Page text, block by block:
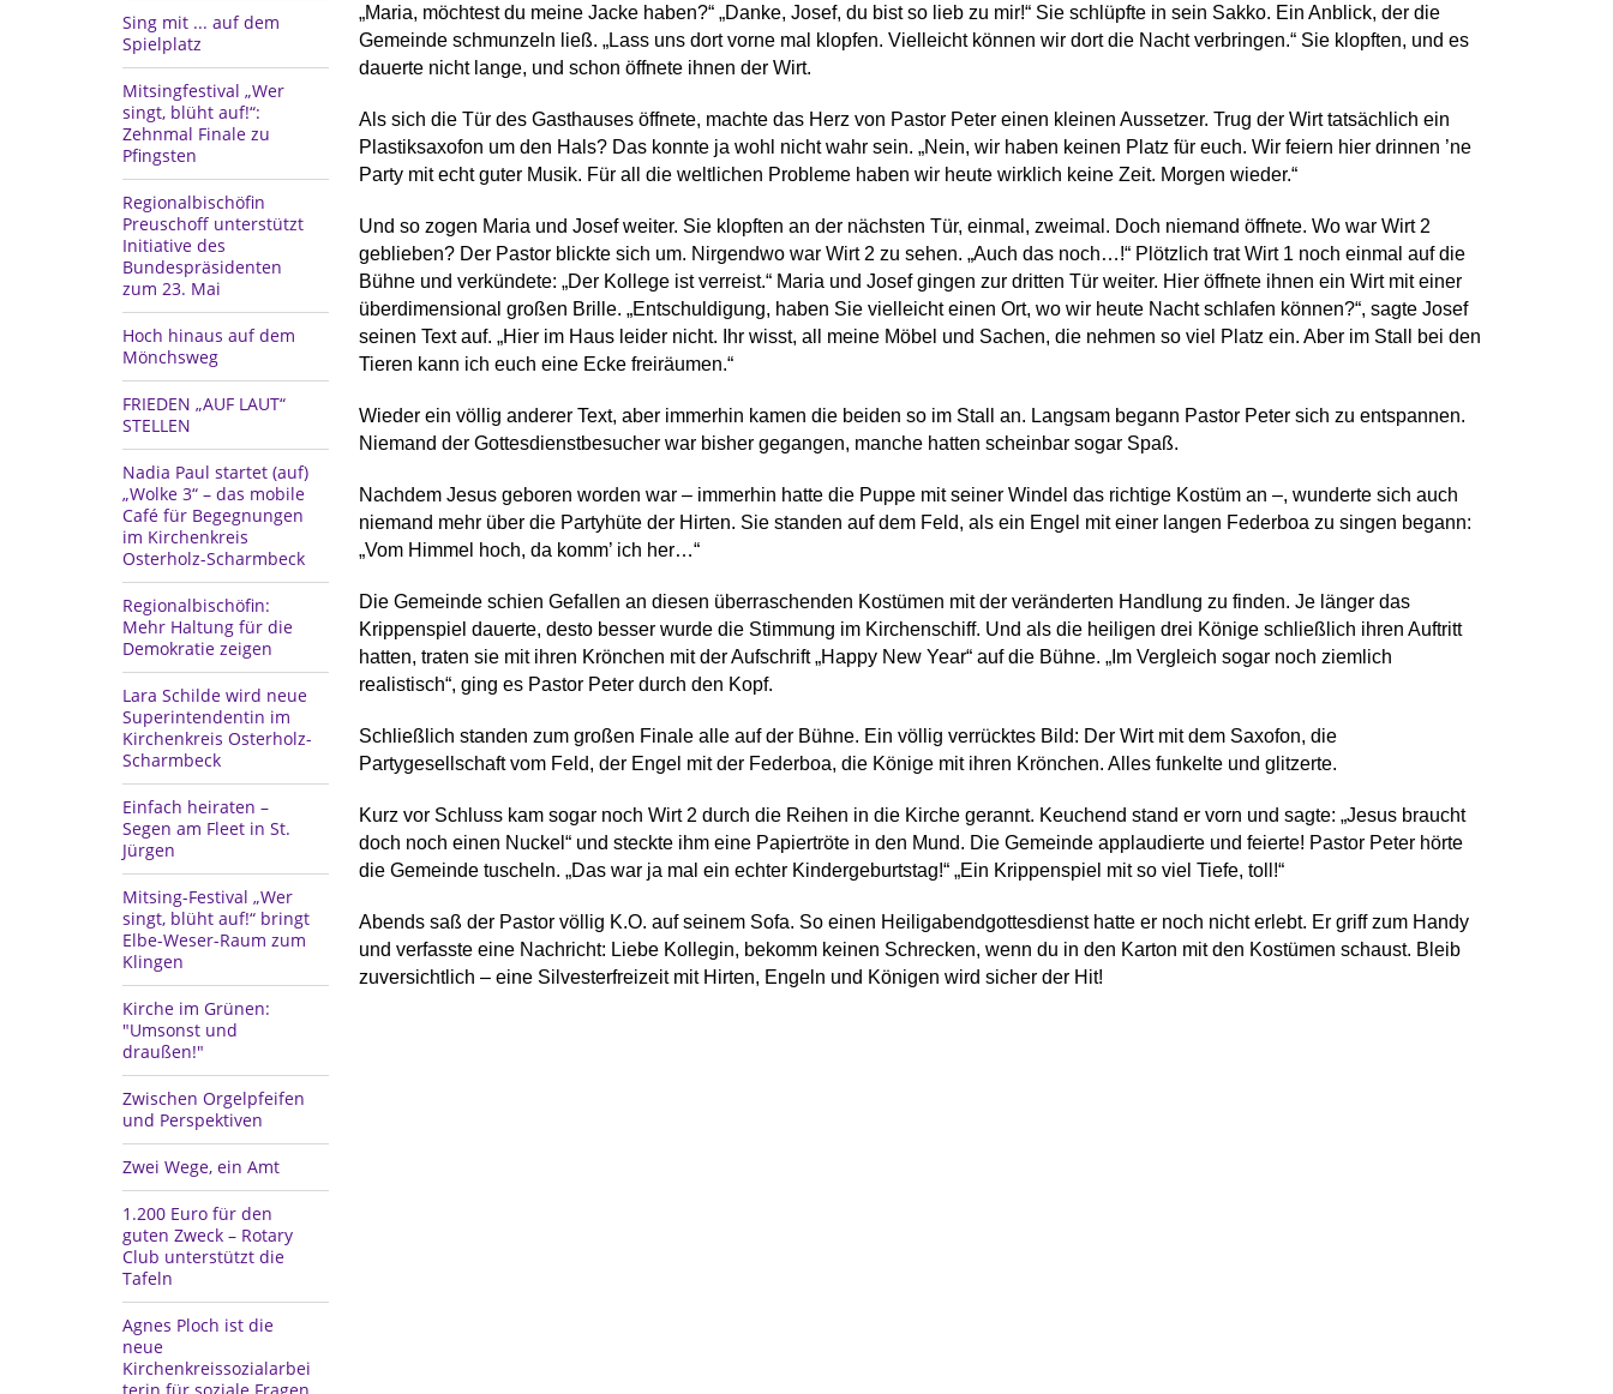
Sing mit ... auf dem
Spielplatz
Mitsingfestival „Wer
singt, blüht auf!“:
Zehnmal Finale zu
Pfingsten
Regionalbischöfin
Preuschoff unterstützt
Initiative des
Bundespräsidenten
zum 23. Mai
Hoch hinaus auf dem
Mönchsweg
FRIEDEN „AUF LAUT“
STELLEN
Nadia Paul startet (auf)
„Wolke 3“ – das mobile
Café für Begegnungen
im Kirchenkreis
Osterholz-Scharmbeck
Regionalbischöfin:
Mehr Haltung für die
Demokratie zeigen
Lara Schilde wird neue
Superintendentin im
Kirchenkreis Osterholz-
Scharmbeck
Einfach heiraten –
Segen am Fleet in St.
Jürgen
Mitsing-Festival „Wer
singt, blüht auf!“ bringt
Elbe-Weser-Raum zum
Klingen
Kirche im Grünen:
"Umsonst und
draußen!"
Zwischen Orgelpfeifen
und Perspektiven
Zwei Wege, ein Amt
1.200 Euro für den
guten Zweck – Rotary
Club unterstützt die
Tafeln
Agnes Ploch ist die
neue
Kirchenkreissozialarbei
„Maria, möchtest du meine Jacke haben?“ „Danke, Josef, du bist so lieb zu mir!“ Sie schlüpfte in sein Sakko. Ein Anblick, der die
Gemeinde schmunzeln ließ. „Lass uns dort vorne mal klopfen. Vielleicht können wir dort die Nacht verbringen.“ Sie klopften, und es
dauerte nicht lange, und schon öffnete ihnen der Wirt.
Als sich die Tür des Gasthauses öffnete, machte das Herz von Pastor Peter einen kleinen Aussetzer. Trug der Wirt tatsächlich ein
Plastiksaxofon um den Hals? Das konnte ja wohl nicht wahr sein. „Nein, wir haben keinen Platz für euch. Wir feiern hier drinnen ’ne
Party mit echt guter Musik. Für all die weltlichen Probleme haben wir heute wirklich keine Zeit. Morgen wieder.“
Und so zogen Maria und Josef weiter. Sie klopften an der nächsten Tür, einmal, zweimal. Doch niemand öffnete. Wo war Wirt 2
geblieben? Der Pastor blickte sich um. Nirgendwo war Wirt 2 zu sehen. „Auch das noch…!“ Plötzlich trat Wirt 1 noch einmal auf die
Bühne und verkündete: „Der Kollege ist verreist.“ Maria und Josef gingen zur dritten Tür weiter. Hier öffnete ihnen ein Wirt mit einer
überdimensional großen Brille. „Entschuldigung, haben Sie vielleicht einen Ort, wo wir heute Nacht schlafen können?“, sagte Josef
seinen Text auf. „Hier im Haus leider nicht. Ihr wisst, all meine Möbel und Sachen, die nehmen so viel Platz ein. Aber im Stall bei den
Tieren kann ich euch eine Ecke freiräumen.“
Wieder ein völlig anderer Text, aber immerhin kamen die beiden so im Stall an. Langsam begann Pastor Peter sich zu entspannen.
Niemand der Gottesdienstbesucher war bisher gegangen, manche hatten scheinbar sogar Spaß.
Nachdem Jesus geboren worden war – immerhin hatte die Puppe mit seiner Windel das richtige Kostüm an –, wunderte sich auch
niemand mehr über die Partyhüte der Hirten. Sie standen auf dem Feld, als ein Engel mit einer langen Federboa zu singen begann:
„Vom Himmel hoch, da komm’ ich her…“
Die Gemeinde schien Gefallen an diesen überraschenden Kostümen mit der veränderten Handlung zu finden. Je länger das
Krippenspiel dauerte, desto besser wurde die Stimmung im Kirchenschiff. Und als die heiligen drei Könige schließlich ihren Auftritt
hatten, traten sie mit ihren Krönchen mit der Aufschrift „Happy New Year“ auf die Bühne. „Im Vergleich sogar noch ziemlich
realistisch“, ging es Pastor Peter durch den Kopf.
Schließlich standen zum großen Finale alle auf der Bühne. Ein völlig verrücktes Bild: Der Wirt mit dem Saxofon, die
Partygesellschaft vom Feld, der Engel mit der Federboa, die Könige mit ihren Krönchen. Alles funkelte und glitzerte.
Kurz vor Schluss kam sogar noch Wirt 2 durch die Reihen in die Kirche gerannt. Keuchend stand er vorn und sagte: „Jesus braucht
doch noch einen Nuckel“ und steckte ihm eine Papiertröte in den Mund. Die Gemeinde applaudierte und feierte! Pastor Peter hörte
die Gemeinde tuscheln. „Das war ja mal ein echter Kindergeburtstag!“ „Ein Krippenspiel mit so viel Tiefe, toll!“
Abends saß der Pastor völlig K.O. auf seinem Sofa. So einen Heiligabendgottesdienst hatte er noch nicht erlebt. Er griff zum Handy
und verfasste eine Nachricht: Liebe Kollegin, bekomm keinen Schrecken, wenn du in den Karton mit den Kostümen schaust. Bleib
zuversichtlich – eine Silvesterfreizeit mit Hirten, Engeln und Königen wird sicher der Hit!